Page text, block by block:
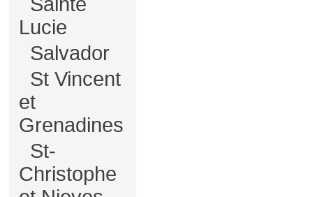
Lucie
Salvador
St Vincent
et
Grenadines
St-
Christophe